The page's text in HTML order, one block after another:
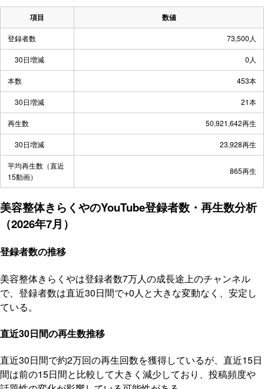
項目 数値
登録者数 73,500人
30日増減 0人
本数 453本
30日増減 21本
再生数 50,921,642再生
30日増減 23,928再生
平均再生数（直近
15動画）
865再生
美容整体きらくやのYouTube登録者数・再生数分析
（2026年7月）
登録者数の推移
美容整体きらくやは登録者数7万人の成長途上のチャンネル
で、登録者数は直近30日間で+0人と大きな変動なく、安定し
ている。
直近30日間の再生数推移
直近30日間で約2万回の再生回数を獲得しているが、直近15日
間は前の15日間と比較して大きく減少しており、投稿頻度や